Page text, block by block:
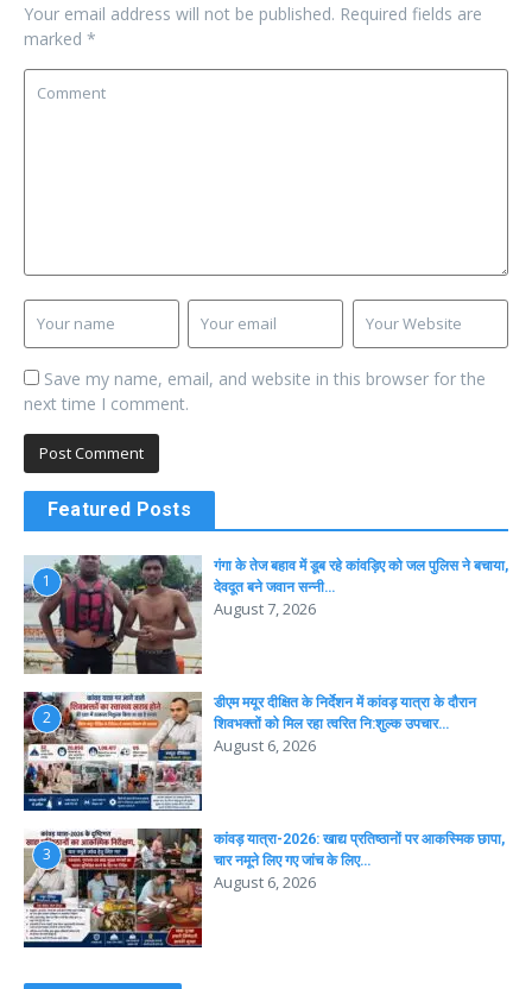
Your email address will not be published. Required fields are
marked *
Save my name, email, and website in this browser for the
next time I comment.
Featured Posts
1
गंगा के तेज बहाव में डूब रहे कांवड़िए को जल पुलिस ने बचाया,
देवदूत बने जवान सन्नी…
August 7, 2026
2
डीएम मयूर दीक्षित के निर्देशन में कांवड़ यात्रा के दौरान
शिवभक्तों को मिल रहा त्वरित नि:शुल्क उपचार…
August 6, 2026
3
कांवड़ यात्रा-2026: खाद्य प्रतिष्ठानों पर आकस्मिक छापा,
चार नमूने लिए गए जांच के लिए…
August 6, 2026